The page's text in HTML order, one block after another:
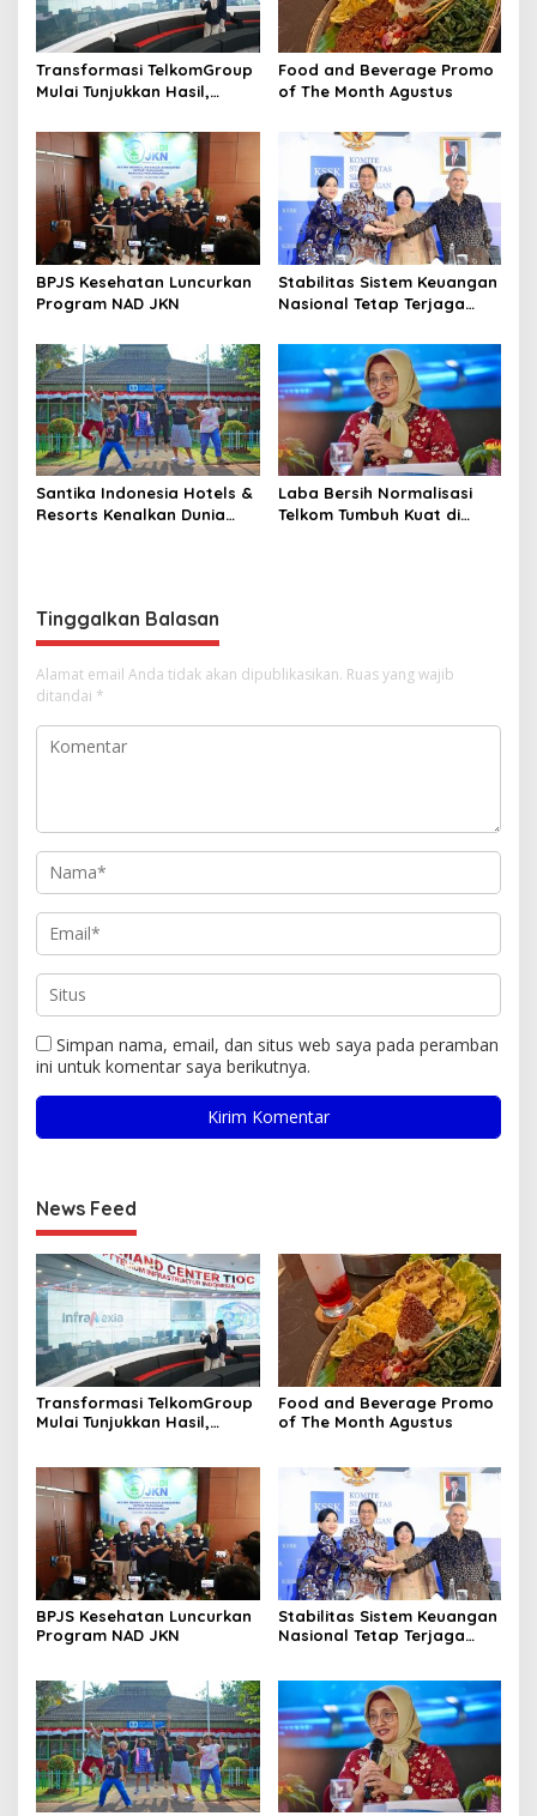
o
s
Transformasi TelkomGroup
Mulai Tunjukkan Hasil,
Positif Perkuat
Infrastruktur Digital
Nasional
Food and Beverage Promo
of The Month Agustus
BPJS Kesehatan Luncurkan
Program NAD JKN
Stabilitas Sistem Keuangan
Nasional Tetap Terjaga
Sinergi Kebijakan
Antrarototitas
Santika Indonesia Hotels &
Resorts Kenalkan Dunia
Laba Bersih Normalisasi
Telkom Tumbuh Kuat di
Tinggalkan Balasan
Alamat email Anda tidak akan dipublikasikan. Ruas yang wajib
ditandai *
Simpan nama, email, dan situs web saya pada peramban
ini untuk komentar saya berikutnya.
News Feed
Transformasi TelkomGroup
Mulai Tunjukkan Hasil,
Infrastruktur Digital
Nasional
Food and Beverage Promo
of The Month Agustus
BPJS Kesehatan Luncurkan
Program NAD JKN
Stabilitas Sistem Keuangan
Nasional Tetap Terjaga
Antrarototitas